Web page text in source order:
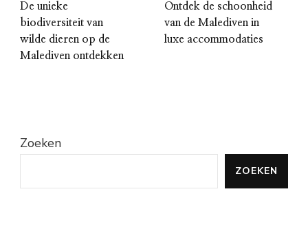
De unieke
biodiversiteit van
wilde dieren op de
Malediven ontdekken
Ontdek de schoonheid
van de Malediven in
luxe accommodaties
Zoeken
ZOEKEN